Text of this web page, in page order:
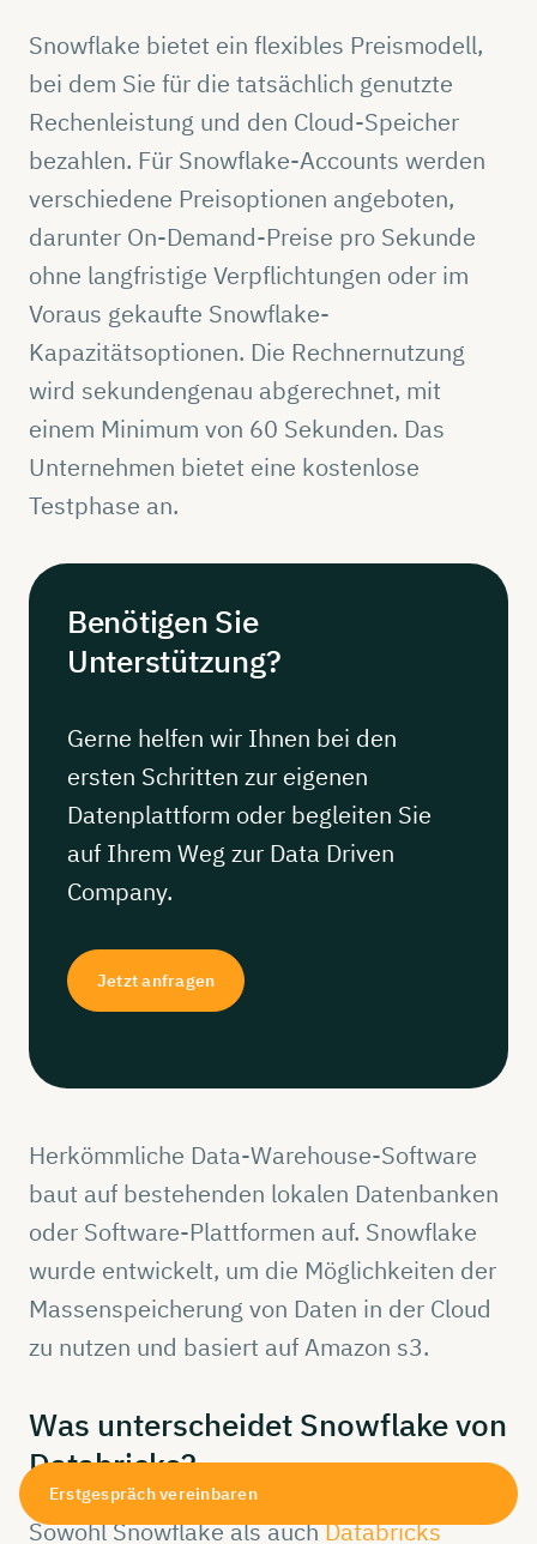
Snowflake bietet ein flexibles Preismodell,
bei dem Sie für die tatsächlich genutzte
Rechenleistung und den Cloud-Speicher
bezahlen. Für Snowflake-Accounts werden
verschiedene Preisoptionen angeboten,
darunter On-Demand-Preise pro Sekunde
ohne langfristige Verpflichtungen oder im
Voraus gekaufte Snowflake-
Kapazitätsoptionen. Die Rechnernutzung
wird sekundengenau abgerechnet, mit
einem Minimum von 60 Sekunden. Das
Unternehmen bietet eine kostenlose
Testphase an.
Benötigen Sie
Unterstützung?
Gerne helfen wir Ihnen bei den
ersten Schritten zur eigenen
Datenplattform oder begleiten Sie
auf Ihrem Weg zur Data Driven
Company.
Jetzt anfragen
Herkömmliche Data-Warehouse-Software
baut auf bestehenden lokalen Datenbanken
oder Software-Plattformen auf. Snowflake
wurde entwickelt, um die Möglichkeiten der
Massenspeicherung von Daten in der Cloud
zu nutzen und basiert auf Amazon s3.
Was unterscheidet Snowflakevon
Databricks?
Sowohl Snowflake als auchDatabricks
Erstgespräch vereinbaren